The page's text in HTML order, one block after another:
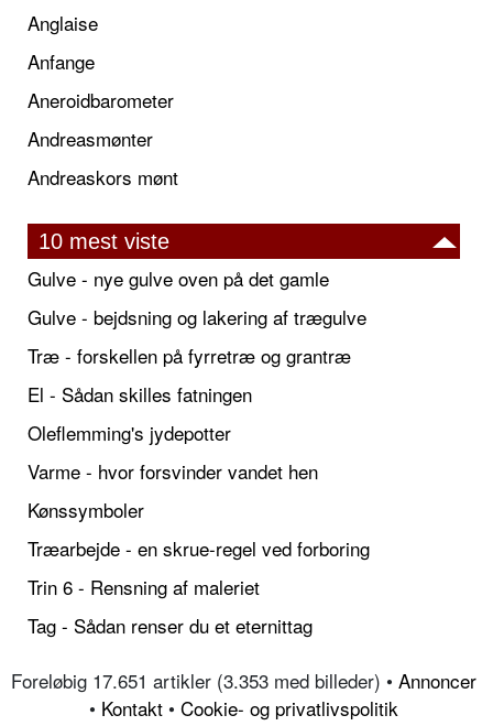
Anglaise
Anfange
Aneroidbarometer
Andreasmønter
Andreaskors mønt
10 mest viste
Gulve - nye gulve oven på det gamle
Gulve - bejdsning og lakering af trægulve
Træ - forskellen på fyrretræ og grantræ
El - Sådan skilles fatningen
Oleflemming's jydepotter
Varme - hvor forsvinder vandet hen
Kønssymboler
Træarbejde - en skrue-regel ved forboring
Trin 6 - Rensning af maleriet
Tag - Sådan renser du et eternittag
Foreløbig 17.651 artikler (3.353 med billeder) • Annoncer
• Kontakt • Cookie- og privatlivspolitik